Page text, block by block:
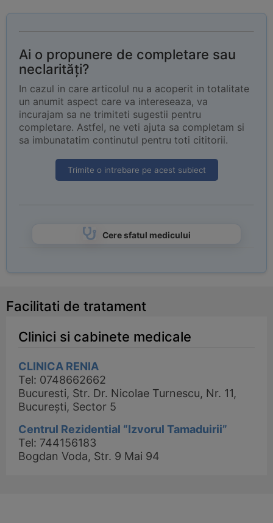
Ai o propunere de completare sau
neclarități?
In cazul in care articolul nu a acoperit in totalitate
un anumit aspect care va intereseaza, va
incurajam sa ne trimiteti sugestii pentru
completare. Astfel, ne veti ajuta sa completam si
sa imbunatatim continutul pentru toti cititorii.
Trimite o intrebare pe acest subiect
Cere sfatul medicului
Facilitati de tratament
Clinici si cabinete medicale
CLINICA RENIA
Tel: 0748662662
Bucuresti, Str. Dr. Nicolae Turnescu, Nr. 11,
București, Sector 5
Centrul Rezidential “Izvorul Tamaduirii”
Tel: 744156183
Bogdan Voda, Str. 9 Mai 94